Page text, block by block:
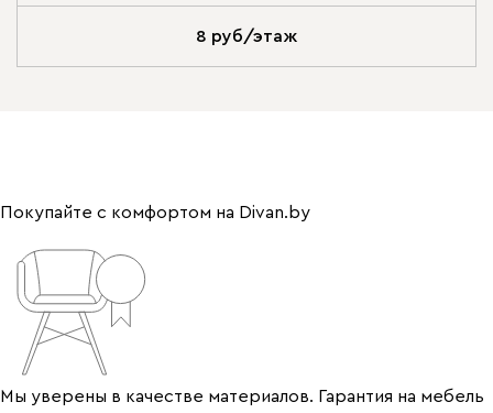
8 руб/этаж
Покупайте с комфортом на Divan.by
Мы уверены в качестве материалов. Гарантия на мебель